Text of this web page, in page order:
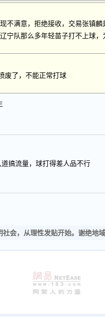
不满意，拒绝接收，交易张镇
宁队那么多年轻苗子打不上球
废了，不能正常打球
搞流量，球打得差人品不行
社会，从理性发贴开始。谢绝地